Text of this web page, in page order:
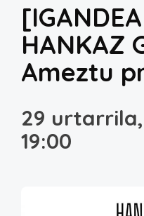
HANKAZ
Ameztu
29 urtarrila,
19:00